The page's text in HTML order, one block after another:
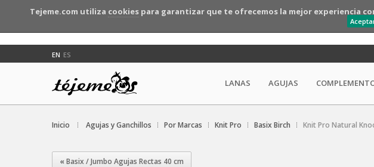
Tejeme.com utiliza cookies para garantizar que te ofrecemos la mejor experiencia
EN ES
LANAS AGUJAS
Inicio Agujas y Ganchillos Por Marcas Knit Pro Basix Birch Knit Pro Natural
«Basix / Jumbo Agujas Rectas 40 cm